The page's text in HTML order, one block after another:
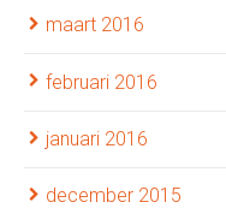
maart 2016
februari 2016
januari 2016
december 2015